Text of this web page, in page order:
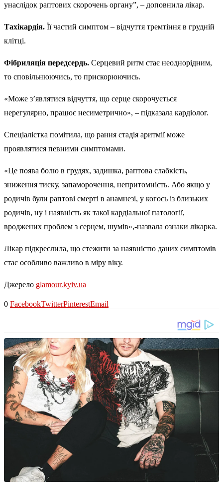
унаслідок раптових скорочень органу”, – доповнила лікар.
Тахікардія. Її частий симптом – відчуття тремтіння в грудній
клітці.
Фібриляція передсердь. Серцевий ритм стає неоднорідним,
то сповільнюючись, то прискорюючись.
«Може з’являтися відчуття, що серце скорочується
нерегулярно, працює несиметрично», – підказала кардіолог.
Спеціалістка помітила, що рання стадія аритмії може
проявлятися певними симптомами.
«Це поява болю в грудях, задишка, раптова слабкість,
зниження тиску, запаморочення, непритомність. Або якщо у
родичів були раптові смерті в анамнезі, у когось із близьких
родичів, ну і наявність як такої кардіальної патології,
вроджених проблем з серцем, шумів»,-назвала ознаки лікарка.
Лікар підкреслила, що стежити за наявністю даних симптомів
стає особливо важливо в міру віку.
Джерело glamour.kyiv.ua
0 FacebookTwitterPinterestEmail